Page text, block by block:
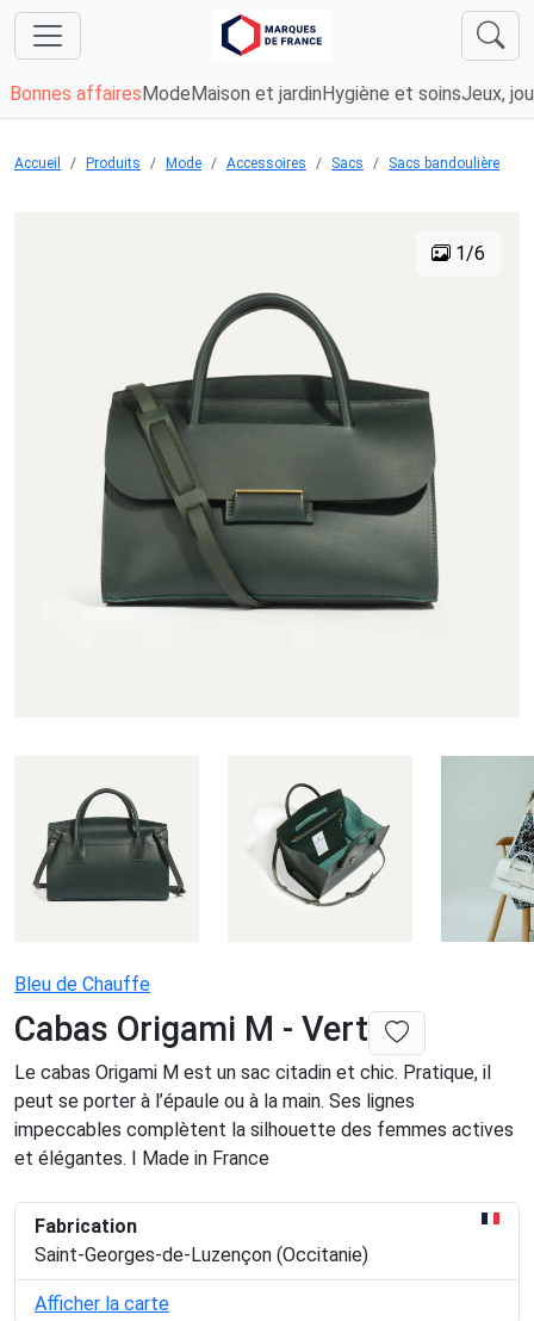
Bonnes affaires Mode Maison et jardin Hygiène et soinsJeux,
Accueil Produits Mode Accessoires Sacs Sacs bandoulière
1/6
Bleu de Chauffe
Cabas Origami M - Vert
Le cabas Origami M est un sac citadin et chic. Pratique, il
peut se porter à l’épaule ou à la main. Ses lignes
impeccables complètent la silhouette des femmes actives
et élégantes. I Made in France
Fabrication
Saint-Georges-de-Luzençon (Occitanie)
Afficher la carte